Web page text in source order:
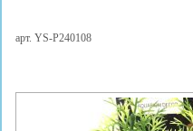
арт. YS-P240108